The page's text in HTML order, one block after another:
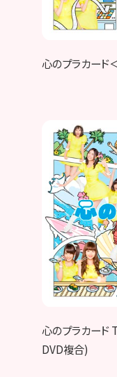
心のプラカード
心のプラカード
DVD複合)